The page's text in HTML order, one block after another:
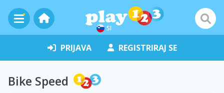
SI
PRIJAVA REGISTRIRAJ SE
Bike Speed